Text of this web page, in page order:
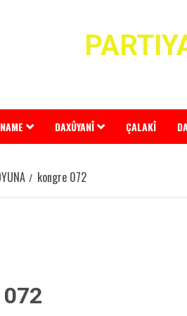
DAXÛYANÎ ÇALAKÎ
kongre 072